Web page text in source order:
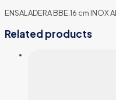
ENSALADERA BBE.16 cm INOX
Related products